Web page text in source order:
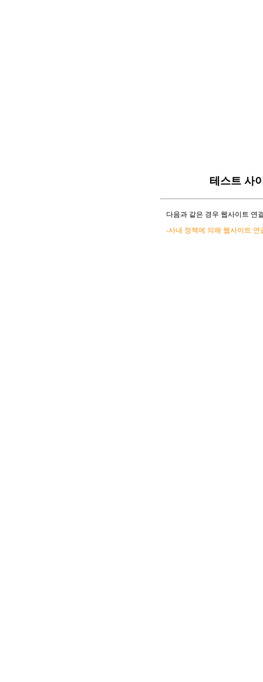
테스트 사
다음과 같은 경우 웹사이트 연
-사내 정책에 의해 웹사이트